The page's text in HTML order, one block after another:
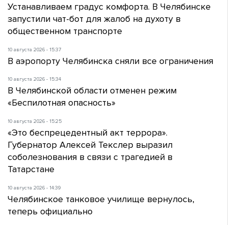
Устанавливаем градус комфорта. В Челябинске
запустили чат-бот для жалоб на духоту в
общественном транспорте
10 августа 2026 - 15:37
В аэропорту Челябинска сняли все ограничения
10 августа 2026 - 15:34
В Челябинской области отменен режим
«Беспилотная опасность»
10 августа 2026 - 15:25
«Это беспрецедентный акт террора».
Губернатор Алексей Текслер выразил
соболезнования в связи с трагедией в
Татарстане
10 августа 2026 - 14:39
Челябинское танковое училище вернулось,
теперь официально